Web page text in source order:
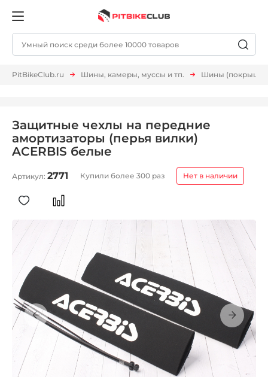
PitBikeClub.ru Шины, камеры, муссы и тп. Шины
Защитные чехлы на передние
амортизаторы (перья вилки)
ACERBIS белые
Артикул: 2771 Купили более 300 раз Нет в наличии